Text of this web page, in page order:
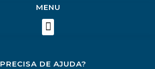
MENU
PRECISA DE AJUDA?